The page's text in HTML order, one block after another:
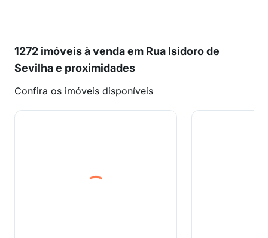
1272 imóveis à venda em Rua Isidoro de
Sevilha e proximidades
Confira os imóveis disponíveis